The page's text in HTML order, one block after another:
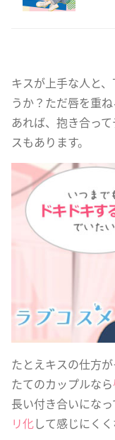
キスが上手な人と
うか？ただ唇を重
あれば、抱き合っ
スもあります。
たとえキスの仕方
たてのカップルなら
長い付き合いになっ
リ化して感じにくく